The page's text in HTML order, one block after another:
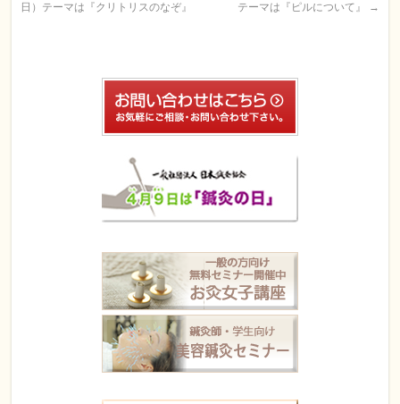
日）テーマは『クリトリスのなぞ』
テーマは『ピルについて』
→